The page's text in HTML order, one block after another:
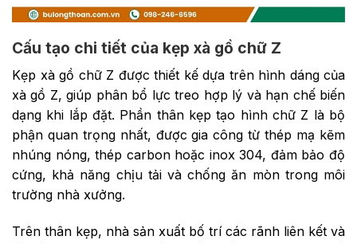
Cấu tạo chi tiết của kẹp xà gồ chữ Z
Kẹp xà gồ chữ Z được thiết kế dựa trên hình dáng của
xà gồ Z, giúp phân bổ lực treo hợp lý và hạn chế biến
dạng khi lắp đặt. Phần thân kẹp tạo hình chữ Z là bộ
phận quan trọng nhất, được gia công từ thép mạ kẽm
nhúng nóng, thép carbon hoặc inox 304, đảm bảo độ
cứng, khả năng chịu tải và chống ăn mòn trong môi
trường nhà xưởng.
Trên thân kẹp, nhà sản xuất bố trí các rãnh liên kết và